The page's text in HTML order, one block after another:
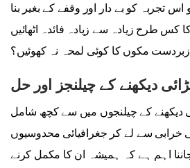
تجربہ کو بے دار اور وقفے کے بغیر بنا
کس طرح زیادہ سے زیادہ فائدہ اٹھائیں
لڑائی دیکھنے کے چیلنجز اور حل
دیکھنے کے چیلنجوں میں سے کچھ شامل
سے لے کر جغرافیائی محدوسیوں
اہم ہے کہ ہمیشہ ان کا مکمل کرنے